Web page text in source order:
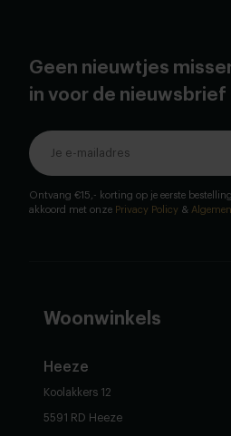
Geen nieuwtjes
in voor de nieuwsbrief
Ontvang €15,- korting op je eerste
akkoord met onze Privacy Policy &
Woonwinkels
Heeze
Koolakkers 12
5591 RD Heeze